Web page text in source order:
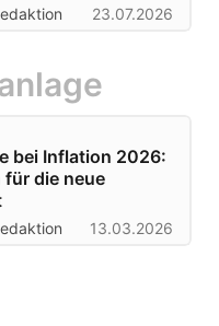
23.07.2026
bei Inflation 2026:
für die neue
13.03.2026